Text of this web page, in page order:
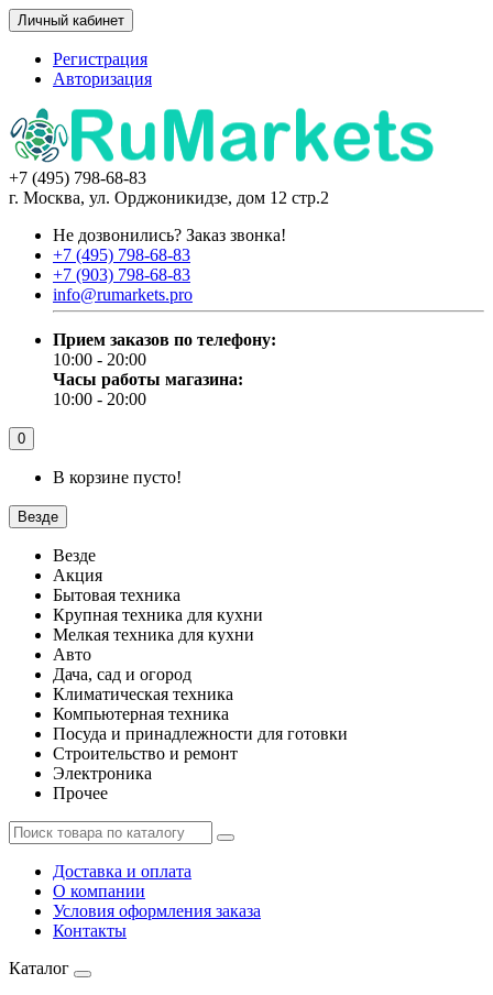
Личный кабинет
Регистрация
Авторизация
+7 (495) 798-68-83
г. Москва, ул. Орджоникидзе, дом 12 стр.2
Не дозвонились? Заказ звонка!
+7 (495) 798-68-83
+7 (903) 798-68-83
info@rumarkets.pro
Прием заказов по телефону:
10:00 - 20:00
Часы работы магазина:
10:00 - 20:00
0
В корзине пусто!
Везде
Везде
Акция
Бытовая техника
Крупная техника для кухни
Мелкая техника для кухни
Авто
Дача, сад и огород
Климатическая техника
Компьютерная техника
Посуда и принадлежности для готовки
Строительство и ремонт
Электроника
Прочее
Доставка и оплата
О компании
Условия оформления заказа
Контакты
Каталог